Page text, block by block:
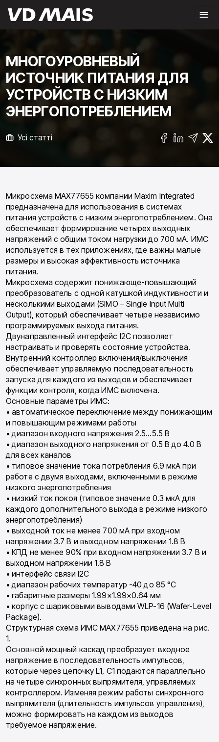
МНОГОУРОВНЕВЫЙ
ИСТОЧНИК ПИТАНИЯ ДЛЯ
УСТРОЙСТВ С НИЗКИМ
ЭНЕРГОПОТРЕБЛЕНИЕМ
Усі статті
Микросхема MAX77655 компании Maxim Integrated
предназначена для использования в системах
питания устройств с низким энергопотреблением. Она
обеспечивает формирование четырех выходных
напряжений с общим током нагрузки до 700 мА. ИМС
используется в тех приложениях, где важны малые
размеры и высокая эффективность источника
питания.
Микросхема содержит понижающе-повышающий
преобразователь с одной катушкой индуктивности и
несколькими выходами (SIMO – Single Input Multi
Output), который обеспечивает четыре независимо
программируемых выхода питания.
Двунаправленный интерфейс I2C позволяет
настраивать и проверять состояние устройства.
Внутренний контроллер включения/выключения
обеспечивает управляемую последовательность
запуска для каждого из выходов и обеспечивает
функции контроля, когда ИМС включена.
Основные параметры ИМС:
• автоматическое переключение между понижающим
и повышающим режимами работы
• диапазон входного напряжения 2.5…5.5 В
• диапазон выходного напряжения от 0.5 В до 4.0 В
для всех каналов
• типовое значение тока потребления 6.9 мкА при
работе с двумя выходами, включенными в режиме
низкого энергопотребления
• низкий ток покоя (типовое значение 0.3 мкА для
каждого дополнительного выхода в режиме низкого
энергопотребления)
• выходной ток не менее 700 мА при входном
напряжении 3.7 В и выходном напряжении 1.8 В
• КПД не менее 90% при входном напряжении 3.7 В и
выходном напряжении 1.8 В
• интерфейс связи I2C
• диапазон рабочих температур -40 до 85 °C
• габаритные размеры 1.99×1.99×0.64 мм
• корпус с шариковыми выводами WLP-16 (Wafer-Level
Package).
Структурная схема ИМС MAX77655 приведена на рис.
1.
Основной мощный каскад преобразует входное
напряжение в последовательность импульсов,
которые через цепочку L1, C1 подаются параллельно
на четыре синхронных выпрямителя, управляемых
контроллером. Изменяя режим работы синхронного
выпрямителя (длительность импульсов управления),
можно формировать на каждом из выходов
требуемое напряжение.